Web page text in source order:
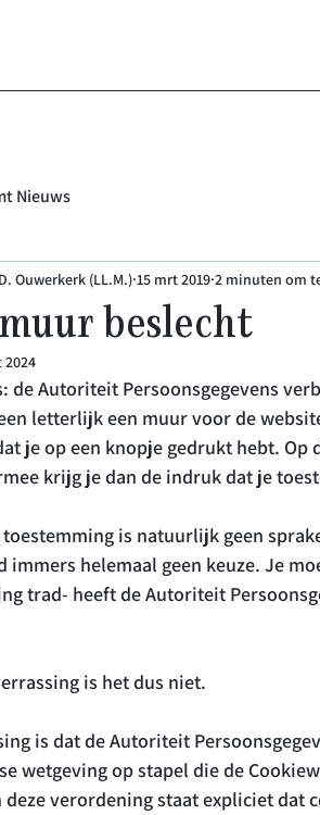
Nieuws
beslecht
Ouwerkerk (LL.M.) 15 mrt 2019 2 minuten om
2024
de Autoriteit Persoonsgegevens
letterlijk een muur voor de
je op een knopje gedrukt hebt.
krijg je dan de indruk dat je
toestemming is natuurlijk geen
immers helemaal geen keuze. Je
trad- heeft de Autoriteit
is het dus niet.
is dat de Autoriteit
wetgeving op stapel die de
verordening staat expliciet dat